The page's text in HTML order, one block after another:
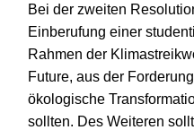
Bei der zweiten
Einberufung einer
Rahmen der
Future, aus der
ökologische
sollten. Des Weiteren